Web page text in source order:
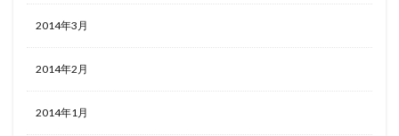
2014年3月
2014年2月
2014年1月